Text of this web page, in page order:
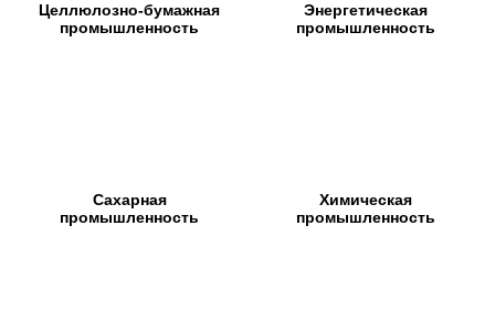
Целлюлозно-бумажная
промышленность
Энергетическая
промышленность
Сахарная
промышленность
Химическая
промышленность